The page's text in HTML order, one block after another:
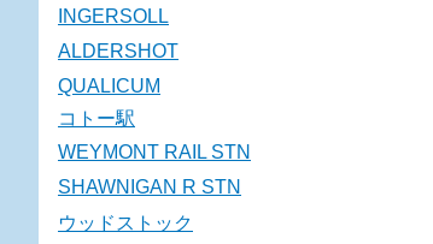
INGERSOLL
ALDERSHOT
QUALICUM
コトー駅
WEYMONT RAIL STN
SHAWNIGAN R STN
ウッドストック